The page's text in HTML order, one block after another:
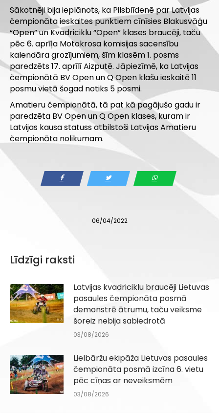
Sākotnēji bija ieplānots, ka Pilsblīdenē par Latvijas
čempionāta ieskaites punktiem cīnīsies Blakusvāģu
“Open” un Kvadriciklu “Open” klases braucēji, taču
pēc 6. aprīļa Motokrosa komisijas sacensību
kalendāra grozījumiem, šīm klasēm 1. posms
paredzēts 17. aprīlī Aizputē. Jāpiezīmē, ka Latvijas
čempionātā BV Open un Q Open klašu ieskaitē 11
posmu vietā šogad notiks 5 posmi.
Amatieru čempionātā, tā pat kā pagājušo gadu ir
paredzēta BV Open un Q Open klases, kuram ir
Latvijas kausa statuss atbilstoši Latvijas Amatieru
čempionāta nolikumam.
06/04/2022
Līdzīgi raksti
Latvijas kvadriciklu braucēji Lietuvas
pasaules čempionāta posmā
demonstrē ātrumu, taču veiksme
šoreiz nebija sabiedrotā
03/08/2026
Lielbāržu ekipāža Lietuvas pasaules
čempionāta posmā izcīna 6. vietu
pēc cīņas ar neveiksmēm
03/08/2026